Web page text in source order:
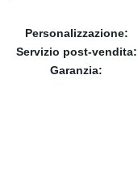
Personalizzazione:
Servizio post-vendita:
Garanzia: